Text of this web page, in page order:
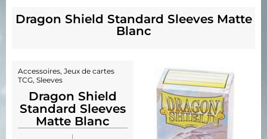
Dragon Shield Standard Sleeves Matte
Blanc
Accessoires, Jeux de cartes
TCG, Sleeves
Dragon Shield
Standard Sleeves
Matte Blanc